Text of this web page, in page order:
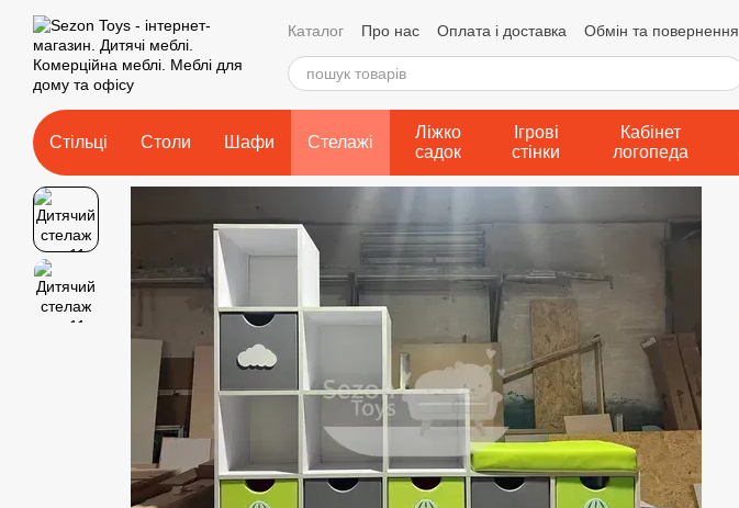
Перейти до основного контенту
Каталог Про нас Оплата і доставка
Обмін та повернення
Контактна інформація
Умови надання послуг
Виробництво....
Стільці Столи Шафи Стелажі
Ліжко
садок
Ігрові
стінки
Кабінет
логопеда